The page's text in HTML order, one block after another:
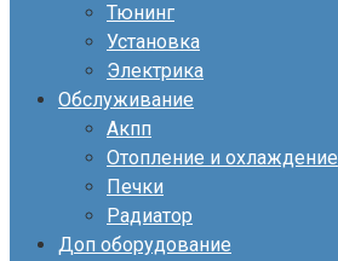
Тюнинг
Установка
Электрика
Обслуживание
Акпп
Отопление и охлаждение
Печки
Радиатор
Доп оборудование